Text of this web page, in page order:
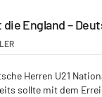
England –
Herren U21
sollte mit dem